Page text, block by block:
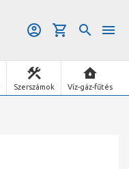
Szerszámok Víz-gáz-fűtés